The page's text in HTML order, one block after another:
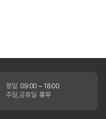
평일 09:00 ~ 18:00
주말,공휴일 휴무